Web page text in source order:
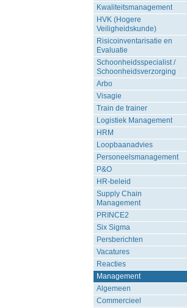
Kwaliteitsmanagement
HVK (Hogere
Veiligheidskunde)
Risicoinventarisatie en
Evaluatie
Schoonheidsspecialist /
Schoonheidsverzorging
Arbo
Visagie
Train de trainer
Logistiek Management
HRM
Loopbaanadvies
Personeelsmanagement
P&O
HR-beleid
Supply Chain
Management
PRINCE2
Six Sigma
Persberichten
Vacatures
Reacties
Management
Algemeen
Commercieel